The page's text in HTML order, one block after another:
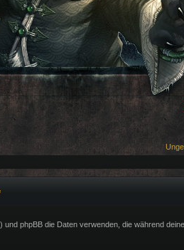
und phpBB die Daten verwenden, die während